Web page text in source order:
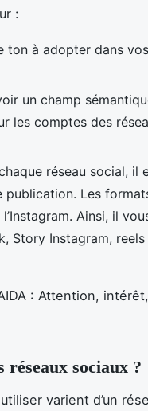
:
ton à adopter dans vos
un champ
les comptes des
réseau social, il
publication. Les
Ainsi, il
Story Instagram, reels
: Attention, intérêt,
sociaux ?
varient d’un